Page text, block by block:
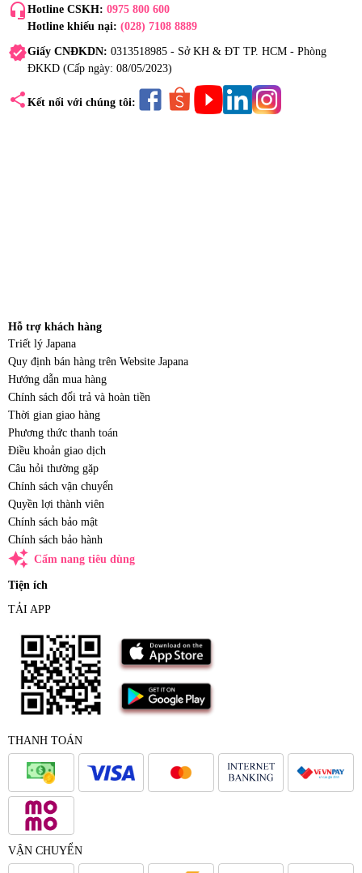
headset_mic Hotline CSKH: 0975 800 600
Hotline khiếu nại: (028) 7108 8889
verifiedGiấy CNĐKDN: 0313518985 - Sở KH & ĐT TP. HCM - Phòng
ĐKKD (Cấp ngày: 08/05/2023)
share Kết nối với chúng tôi:
Hỗ trợ khách hàng
Triết lý Japana
Quy định bán hàng trên Website Japana
Hướng dẫn mua hàng
Chính sách đổi trả và hoàn tiền
Thời gian giao hàng
Phương thức thanh toán
Điều khoản giao dịch
Câu hỏi thường gặp
Chính sách vận chuyển
Quyền lợi thành viên
Chính sách bảo mật
Chính sách bảo hành
auto_awesome Cẩm nang tiêu dùng
Tiện ích
TẢI APP
THANH TOÁN
VẬN CHUYỂN